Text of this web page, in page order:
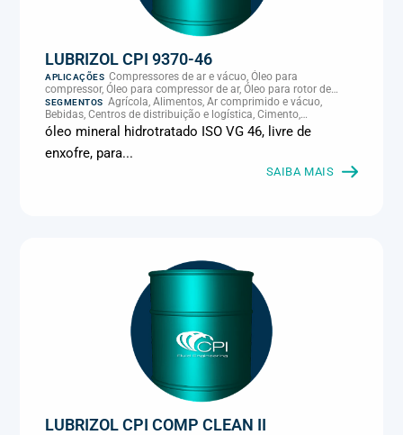
LUBRIZOL CPI 9370-46
APLICAÇÕES Compressores de ar e vácuo, Óleo para
compressor, Óleo para compressor de ar, Óleo para rotor de
compressor, Refrigeração, climatização e compressores
SEGMENTOS Agrícola, Alimentos, Ar comprimido e vácuo,
Bebidas, Centros de distribuição e logística, Cimento,
Climatização e HVAC, Data center, Eletroeletrônica, Embalagens
e latas, Energia (geração), Eólico, Farmacêutica e cosmética,
Frigoríficos e abate, Laticínios, Madeira e móveis,
Metalmecânica, Metalurgia e fundição, Mineração, MRO e
manutenção industrial, Naval e portuário, Panificação, Papel e
óleo mineral hidrotratado ISO VG 46, livre de
enxofre, para...
SAIBA MAIS
LUBRIZOL CPI COMP CLEAN II